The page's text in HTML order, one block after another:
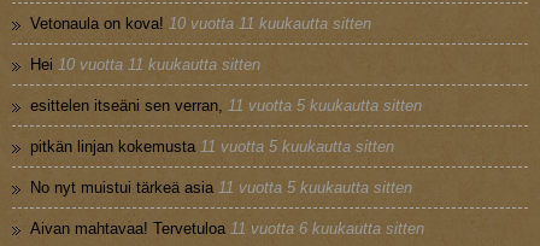
Vetonaula on kova! 10 vuotta 11 kuukautta sitten
Hei 10 vuotta 11 kuukautta sitten
esittelen itseäni sen verran, 11 vuotta 5 kuukautta sitten
pitkän linjan kokemusta 11 vuotta 5 kuukautta sitten
No nyt muistui tärkeä asia 11 vuotta 5 kuukautta sitten
Aivan mahtavaa! Tervetuloa 11 vuotta 6 kuukautta sitten